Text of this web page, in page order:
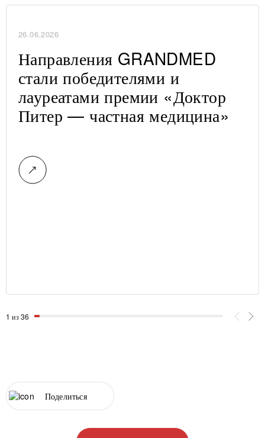
26.06.2026
Направления GRANDMED
стали победителями и
лауреатами премии «Доктор
Питер — частная медицина»
1 из 36
Поделиться